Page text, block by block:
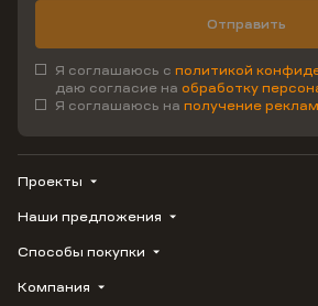
Отправить
Я соглашаюсь с политикой
даю согласие на обработку
Я соглашаюсь на получение
Проекты
ВЕРН
1799
Наши предложения
Купить квартиру
Студию
Способы покупки
Трейд-ин
Компания